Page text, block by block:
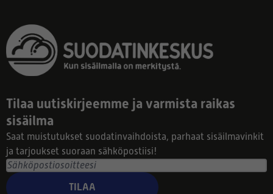
Tilaa uutiskirjeemme ja varmista raikas
sisäilma
Saat muistutukset suodatinvaihdoista, parhaat sisäilmavinkit
ja tarjoukset suoraan sähköpostiisi!
TILAA